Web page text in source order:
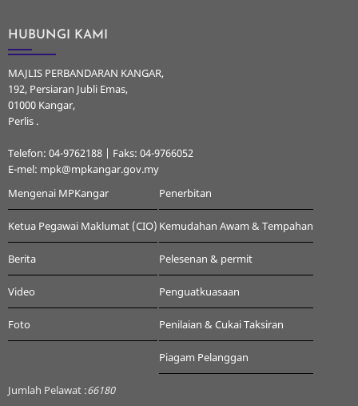
HUBUNGI KAMI
MAJLIS PERBANDARAN KANGAR,
192, Persiaran Jubli Emas,
01000 Kangar,
Perlis .
Telefon: 04-9762188 | Faks: 04-9766052
E-mel: mpk@mpkangar.gov.my
Mengenai MPKangar
Ketua Pegawai Maklumat (CIO)
Berita
Video
Foto
Penerbitan
Kemudahan Awam & Tempahan
Pelesenan & permit
Penguatkuasaan
Penilaian & Cukai Taksiran
Piagam Pelanggan
Jumlah Pelawat :66180